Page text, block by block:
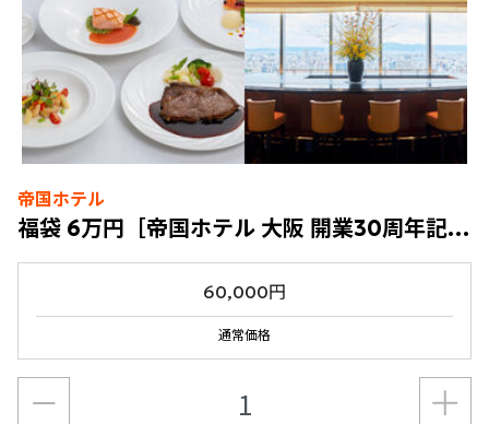
帝国ホテル
福袋 6万円［帝国ホテル 大阪 開業30周年記念］
60,000円
通常価格